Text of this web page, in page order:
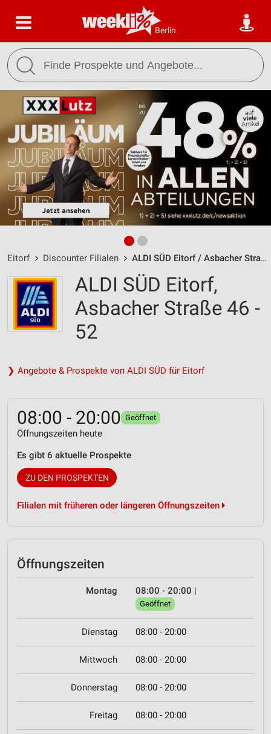
Berlin
Eitorf Discounter Filialen ALDI SÜD Eitorf / Asbacher Straße 46 - 52 - Öffnungszeiten & Adresse
ALDI SÜD Eitorf,
Asbacher Straße 46 -
52
❯ Angebote & Prospekte von ALDI SÜD für Eitorf
08:00 - 20:00 Geöffnet
Öffnungszeiten heute
Es gibt 6 aktuelle Prospekte
ZU DEN PROSPEKTEN
Filialen mit früheren oder längeren Öffnungszeiten
Öffnungszeiten
Montag 08:00 - 20:00 |
Geöffnet
Dienstag 08:00 - 20:00
Mittwoch 08:00 - 20:00
Donnerstag 08:00 - 20:00
Freitag 08:00 - 20:00